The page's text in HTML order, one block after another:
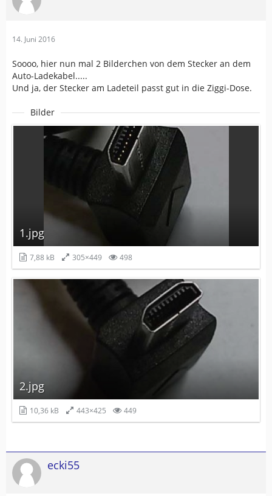
14. Juni 2016
Soooo, hier nun mal 2 Bilderchen von dem Stecker an dem
Auto-Ladekabel.....
Und ja, der Stecker am Ladeteil passt gut in die Ziggi-Dose.
Bilder
1.jpg
7,88 kB 305×449 498
2.jpg
10,36 kB 443×425 449
ecki55